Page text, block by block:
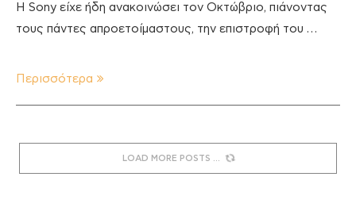
Η Sony είχε ήδη ανακοινώσει τον Οκτώβριο, πιάνοντας
τους πάντες απροετοίμαστους, την επιστροφή του …
Περισσότερα
LOAD MORE POSTS